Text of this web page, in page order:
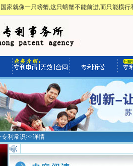
家就像一只螃蟹,这只螃蟹不能前进,而只能横
专利常识>>详情